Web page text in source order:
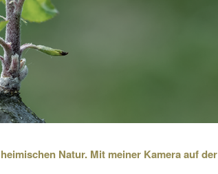
Natur. Mit meiner Kamera auf der